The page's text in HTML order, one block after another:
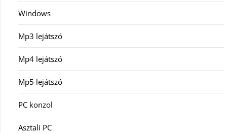
Windows
Mp3 lejátszó
Mp4 lejátszó
Mp5 lejátszó
PC konzol
Asztali PC